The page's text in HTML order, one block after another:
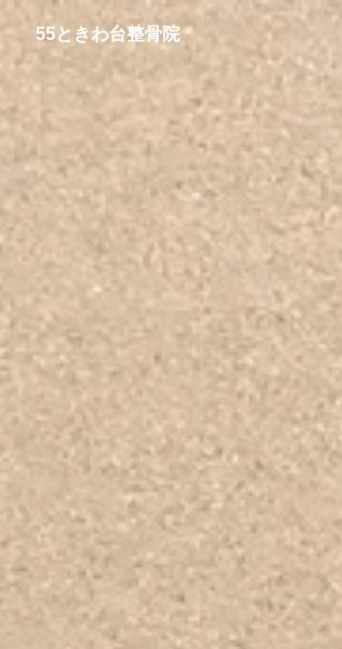
55ときわ台整骨院